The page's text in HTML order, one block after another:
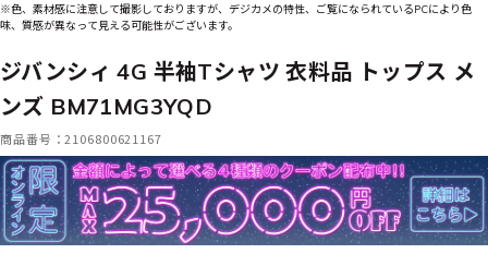
※色、素材感に注意して撮影しておりますが、デジカメの特性、ご覧になられているPCにより色
味、質感が異なって見える可能性がございます。
ジバンシィ 4G 半袖Tシャツ 衣料品 トップス メ
ンズ BM71MG3YQD
商品番号：2106800621167